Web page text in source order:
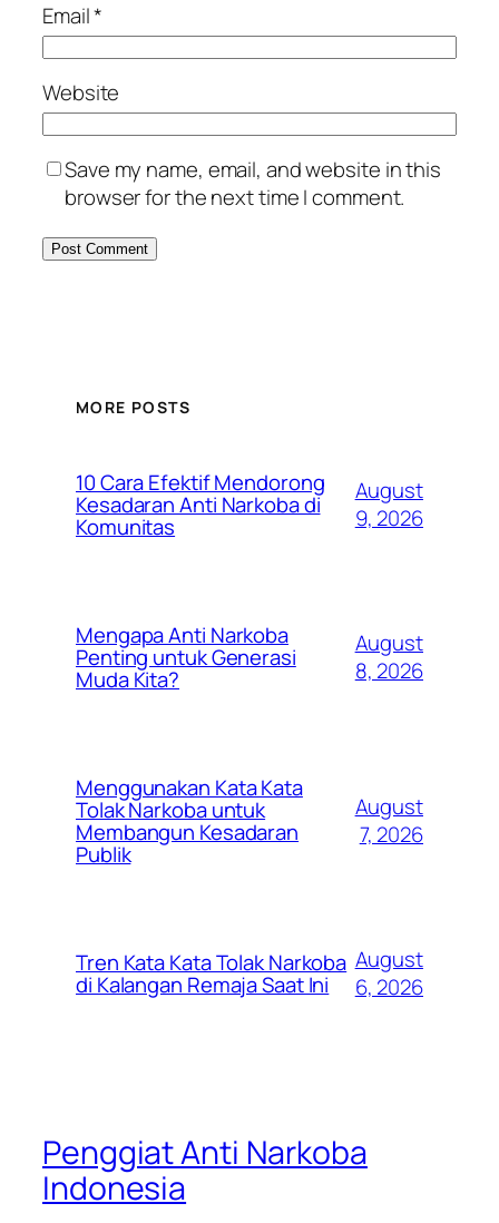
Email*
Website
Save my name, email, and website in this
browser for the next time I comment.
MORE POSTS
10 Cara Efektif Mendorong
Kesadaran Anti Narkoba di
Komunitas
August
9, 2026
Mengapa Anti Narkoba
Penting untuk Generasi
Muda Kita?
August
8, 2026
Menggunakan Kata Kata
Tolak Narkoba untuk
Membangun Kesadaran
Publik
August
7, 2026
Tren Kata Kata Tolak Narkoba
di Kalangan Remaja Saat Ini
August
6, 2026
Penggiat Anti Narkoba
Indonesia